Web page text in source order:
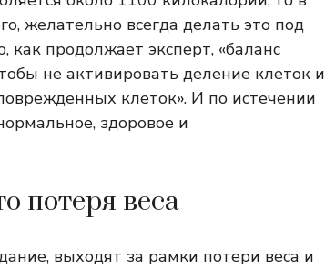
желательно всегда делать это под
продолжает эксперт, «баланс
не активировать деление клеток и
клеток». И по истечении
здоровое и
потеря веса
выходят за рамки потери веса и